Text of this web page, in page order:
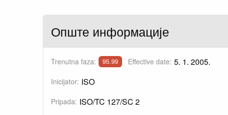
Опште информације
Trenutna faza: 95.99 Effective date: 5. 1. 2005.
Inicijator: ISO
Pripada: ISO/TC 127/SC 2